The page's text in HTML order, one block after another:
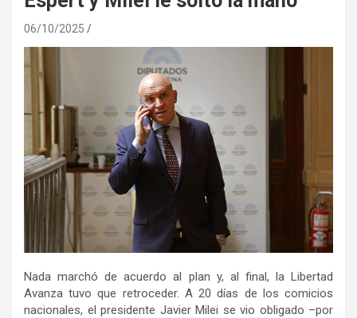
06/10/2025
Nada marchó de acuerdo al plan y, al final, la Libertad
Avanza tuvo que retroceder. A 20 días de los comicios
nacionales, el presidente Javier Milei se vio obligado –por